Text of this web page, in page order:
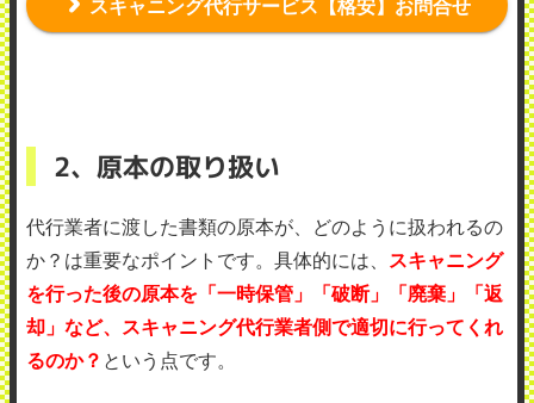
スキャニング代行サービス【格安】お問合せ
2、原本の取り扱い
代行業者に渡した書類の原本が、どのように扱われるの
か？は重要なポイントです。具体的には、
スキャニング
を行った後の原本を「一時保管」「破断」「廃棄」「返
却」など、スキャニング代行業者側で適切に行ってくれ
るのか？ という点です。